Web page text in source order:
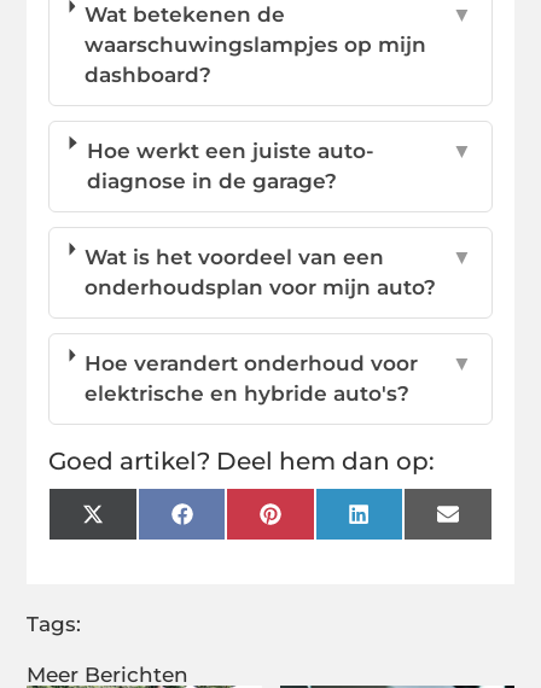
Meer Berichten
Wat betekenen de
waarschuwingslampjes op mijn
dashboard?
▼
Hoe werkt een juiste auto-
diagnose in de garage?
▼
Wat is het voordeel van een
onderhoudsplan voor mijn auto?
▼
Hoe verandert onderhoud voor
elektrische en hybride auto's?
▼
Goed artikel? Deel hem dan op:
X
(Twitter)
FacebookPinterestLinkedInEmail
Tags: